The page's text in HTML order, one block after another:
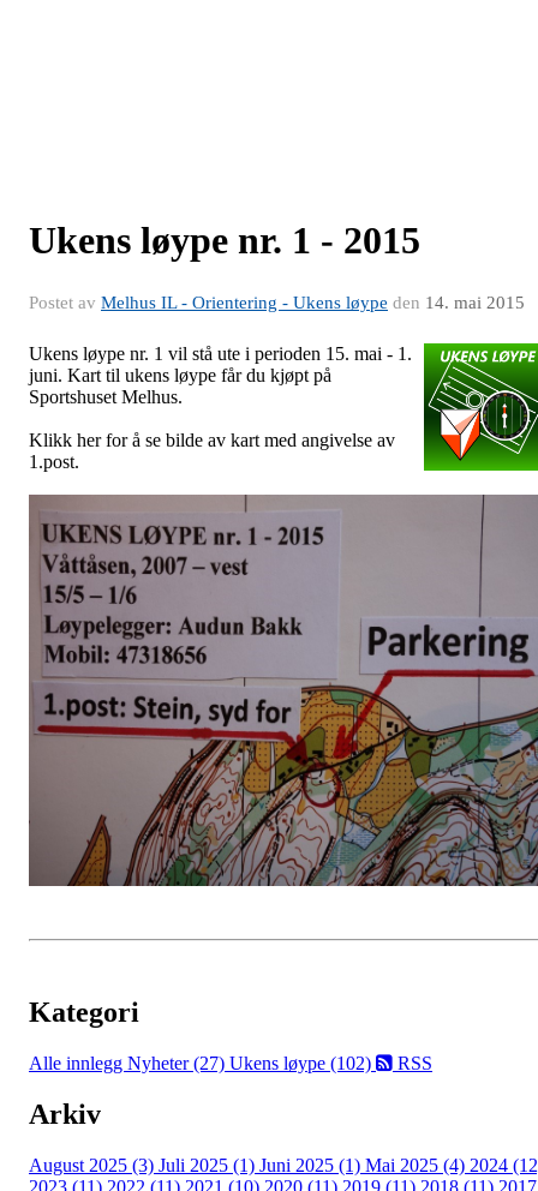
Ukens løype nr. 1 - 2015
Postet av Melhus IL - Orientering - Ukens løype den 14. mai 2015
Ukens løype nr. 1 vil stå ute i perioden 15. mai - 1.
juni. Kart til ukens løype får du kjøpt på
Sportshuset Melhus.
Klikk her for å se bilde av kart med angivelse av
1.post.
Kategori
Alle innlegg Nyheter (27) Ukens løype (102) RSS
Arkiv
August 2025 (3) Juli 2025 (1) Juni 2025 (1) Mai 2025 (4) 2024
2023 (11) 2022 (11) 2021 (10) 2020 (11) 2019 (11) 2018 (11) 2017